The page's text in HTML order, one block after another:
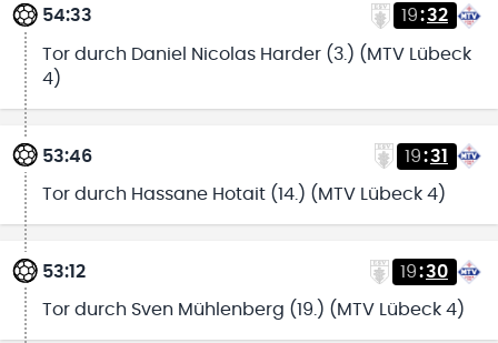
54:33 19:32
Tor durch Daniel Nicolas Harder (3.) (MTV Lübeck
4)
53:46 19:31
Tor durch Hassane Hotait (14.) (MTV Lübeck 4)
53:12 19:30
Tor durch Sven Mühlenberg (19.) (MTV Lübeck 4)